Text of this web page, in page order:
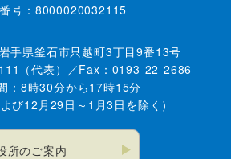
号：8000020032115
県釜石市只越町3丁目9番13号
（代表）／Fax：0193-22-2686
：8時30分から17時15分
よび12月29日～1月3日を除く）
所のご案内